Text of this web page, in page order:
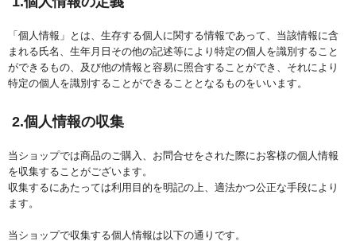
「個人情報」とは、生存する個人に関する情報であって、当該情報に含
まれる氏名、生年月日その他の記述等により特定の個人を識別すること
ができるもの、及び他の情報と容易に照合することができ、それにより
特定の個人を識別することができることとなるものをいいます。
2.個人情報の収集
当ショップでは商品のご購入、お問合せをされた際にお客様の個人情報
を収集することがございます。
収集するにあたっては利用目的を明記の上、適法かつ公正な手段により
ます。
当ショップで収集する個人情報は以下の通りです。